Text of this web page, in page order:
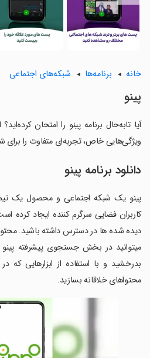
خانه برنامه‌ها شبکه‌های اجتماعی
پینو
آیا تابه‌حال برنامه پینو را امتحان
ویژگی‌هایی خاص، تجربه‌ای متفاوت را برای
دانلود برنامه پینو
پینو یک شبکه اجتماعی و محصول یک
کاربران فضایی سرگرم کننده ایجاد کرده
دیده شده ها در دسترس داشته باشید.
میتوانید در بخش جستجوی پیشرفته
بدرخشید و با استفاده از ابزارهایی که در
محتواهای خلاقانه بسازید.